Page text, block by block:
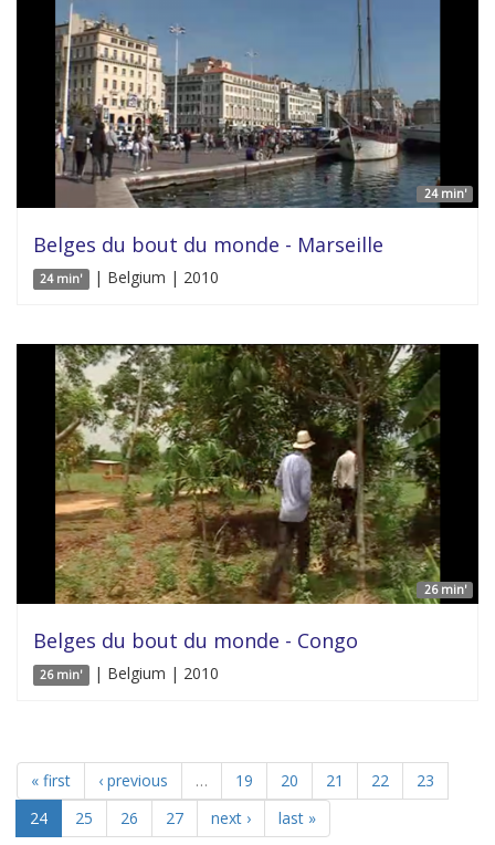
24 min'
Belges du bout du monde - Marseille
24 min' | Belgium | 2010
26 min'
Belges du bout du monde - Congo
26 min' | Belgium | 2010
« first ‹ previous … 19 20 21 22
23
24
25 26 27 next › last »